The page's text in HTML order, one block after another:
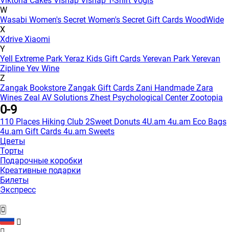
W
Wasabi Women's Secret Women's Secret Gift Cards WoodWide
X
Xdrive Xiaomi
Y
Yell Extreme Park Yeraz Kids Gift Cards Yerevan Park Yerevan
Zipline Yev Wine
Z
Zangak Bookstore Zangak Gift Cards Zani Handmade Zara
Wines Zeal AV Solutions Zhest Psychological CenterZootopia
0-9
110 Places Hiking Club 2Sweet Donuts 4U.am 4u.am Eco Bags
4u.am Gift Cards 4u.am Sweets
Цветы
Торты
Подарочные коробки
Креативные подарки
Билеты
Экспресс